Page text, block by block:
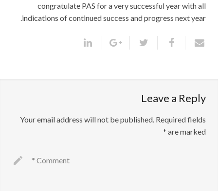
congratulate PAS for a very successful year with all
indications of continued success and progress next year.
Leave a Reply
Your email address will not be published. Required fields
are marked
*
Comment
*